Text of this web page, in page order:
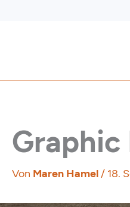
Graphic
Von Maren Hamel/ 18.